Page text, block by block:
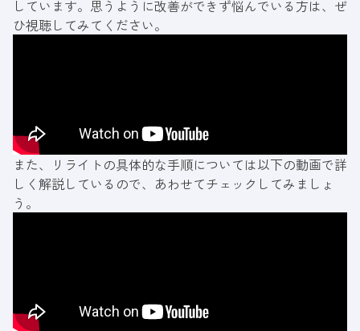
しています。思うように改善ができず悩んでいる方は、ぜ
ひ視聴してみてください。
また、リライトの具体的な手順については以下の動画で詳
しく解説しているので、あわせてチェックしてみましょ
う。